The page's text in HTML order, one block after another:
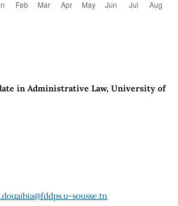
in Administrative Law, University of
sousse.tn